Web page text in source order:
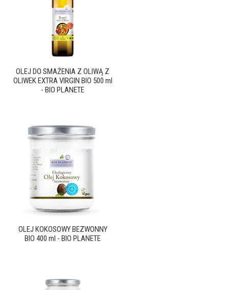
OLEJ DO SMAŻENIA Z OLIWĄ Z
OLIWEK EXTRA VIRGIN BIO 500 ml
- BIO PLANETE
OLEJ KOKOSOWY BEZWONNY
BIO 400 ml - BIO PLANETE